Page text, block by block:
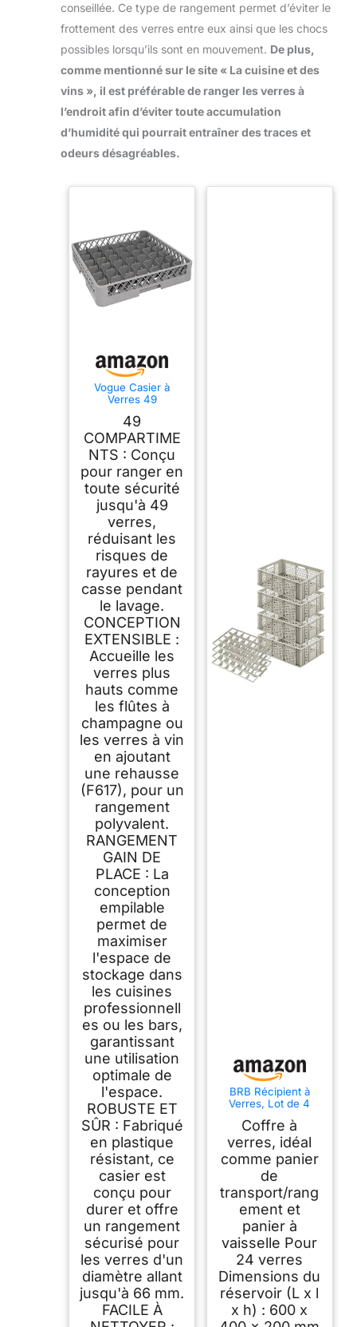
conseillée. Ce type de rangement permet d’éviter le
frottement des verres entre eux ainsi que les chocs
possibles lorsqu’ils sont en mouvement. De plus,
comme mentionné sur le site « La cuisine et des
vins », il est préférable de ranger les verres à
l’endroit afin d’éviter toute accumulation
d’humidité qui pourrait entraîner des traces et
odeurs désagréables.
Vogue Casier à
Verres 49
Panier Lave-Verres
Professionnel F615
49
COMPARTIME
NTS : Conçu
pour ranger en
toute sécurité
jusqu'à 49
verres,
réduisant les
risques de
rayures et de
casse pendant
le lavage.
CONCEPTION
EXTENSIBLE :
Accueille les
verres plus
hauts comme
les flûtes à
champagne ou
les verres à vin
en ajoutant
une rehausse
(F617), pour un
rangement
polyvalent.
RANGEMENT
GAIN DE
PLACE : La
conception
empilable
permet de
maximiser
l'espace de
stockage dans
les cuisines
professionnell
es ou les bars,
garantissant
une utilisation
optimale de
l'espace.
ROBUSTE ET
SÛR : Fabriqué
en plastique
résistant, ce
casier est
conçu pour
durer et offre
un rangement
sécurisé pour
les verres d'un
diamètre allant
jusqu'à 66 mm.
FACILE À
BRB Récipient à
Verres, Lot de 4
Boîtes, 24 Verres,
Hauteur Max. 175
mm, Diamètre Max.
87 mm,
Polyéthylène de
Qualité Supérieure,
Gris
Coffre à
verres, idéal
comme panier
de
transport/rang
ement et
panier à
vaisselle Pour
24 verres
Dimensions du
réservoir (L x l
x h) : 600 x